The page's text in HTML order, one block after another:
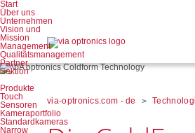
Start
Über uns
Unternehmen
Vision und
Mission
Management
Qualitätsmanagement
Partner
Sektion
Produkte
Touch
Sensoren
Kameraportfolio
Standardkameras
Narrow
Navigation
überspringen
via-optronics.com - de